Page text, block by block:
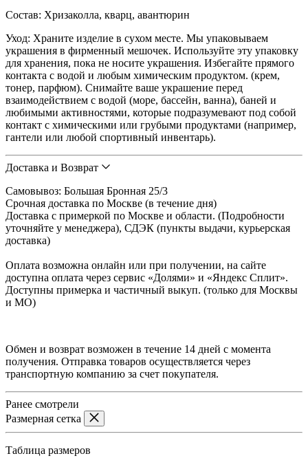
Состав: Хризаколла, кварц, авантюрин
Уход: Храните изделие в сухом месте. Мы упаковываем
украшения в фирменный мешочек. Используйте эту упаковку
для хранения, пока не носите украшения. Избегайте прямого
контакта с водой и любым химическим продуктом. (крем,
тонер, парфюм). Снимайте ваше украшение перед
взаимодействием с водой (море, бассейн, ванна), баней и
любимыми активностями, которые подразумевают под собой
контакт с химическими или грубыми продуктами (например,
гантели или любой спортивный инвентарь).
Доставка и Возврат
Cамовывоз: Большая Бронная 25/3
Срочная доставка по Москве (в течение дня)
Доставка с примеркой по Москве и области. (Подробности
уточняйте у менеджера), СДЭК (пункты выдачи, курьерская
доставка)
Оплата возможна онлайн или при получении, на сайте
доступна оплата через сервис «Долями» и «Яндекс Сплит».
Доступны примерка и частичный выкуп. (только для Москвы
и МО)
Обмен и возврат возможен в течение 14 дней с момента
получения. Отправка товаров осуществляется через
транспортную компанию за счет покупателя.
Ранее смотрели
Размерная сетка
Таблица размеров